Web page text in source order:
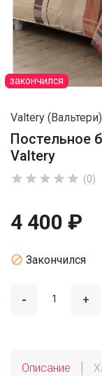
закончился
Valtery (Вальтери)
Постельное
Valtery
     (0)
4 400 ₽
 Закончился
- +
Описание